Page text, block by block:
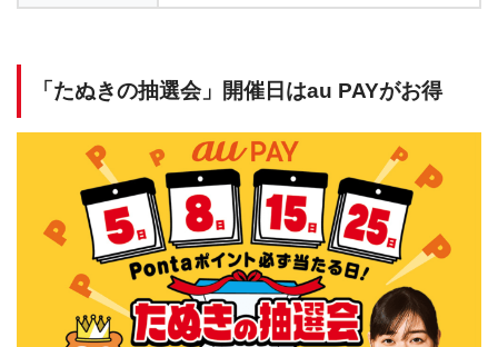
「たぬきの抽選会」開催日はau PAYがお得